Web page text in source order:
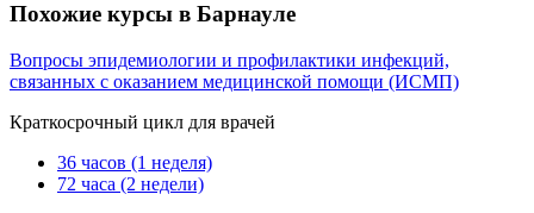
Похожие курсы в Барнауле
Вопросы эпидемиологии и профилактики инфекций,
связанных с оказанием медицинской помощи (ИСМП)
Краткосрочный цикл для врачей
36 часов (1 неделя)
72 часа (2 недели)